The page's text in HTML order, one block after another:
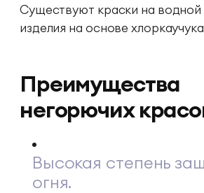
Существуют краски на водной
изделия на основе
Преимущества
негорючих
Высокая степень
огня.